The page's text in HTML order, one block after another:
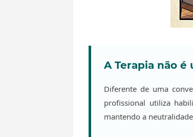
A Terapia não
Diferente de uma
profissional utiliza
mantendo a